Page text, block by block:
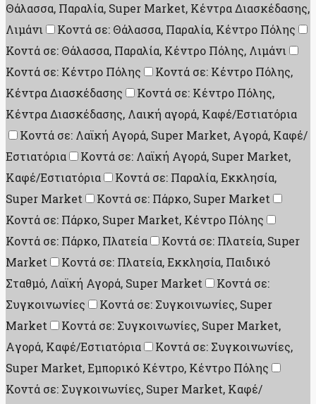
Θάλασσα, Παραλία, Super Market, Κέντρα Διασκέδασης,
Λιμάνι
Κοντά σε: Θάλασσα, Παραλία, Κέντρο Πόλης
Κοντά σε: Θάλασσα, Παραλία, Κέντρο Πόλης, Λιμάνι
Κοντά σε: Κέντρο Πόλης
Κοντά σε: Κέντρο Πόλης,
Κέντρα Διασκέδασης
Κοντά σε: Κέντρο Πόλης,
Κέντρα Διασκέδασης, Λαική αγορά, Καφέ/Εστιατόρια
Κοντά σε: Λαϊκή Αγορά, Super Market, Aγορά, Καφέ/
Εστιατόρια
Κοντά σε: Λαϊκή Αγορά, Super Market,
Καφέ/Εστιατόρια
Κοντά σε: Παραλία, Εκκλησία,
Super Market
Κοντά σε: Πάρκο, Super Market
Κοντά σε: Πάρκο, Super Market, Κέντρο Πόλης
Κοντά σε: Πάρκο, Πλατεία
Κοντά σε: Πλατεία, Super
Market
Κοντά σε: Πλατεία, Εκκλησία, Παιδικό
Σταθμό, Λαϊκή Αγορά, Super Market
Κοντά σε:
Συγκοινωνίες
Κοντά σε: Συγκοινωνίες, Super
Market
Κοντά σε: Συγκοινωνίες, Super Market,
Aγορά, Καφέ/Εστιατόρια
Κοντά σε: Συγκοινωνίες,
Super Market, Εμπορικό Κέντρο, Κέντρο Πόλης
Κοντά σε: Συγκοινωνίες, Super Market, Καφέ/